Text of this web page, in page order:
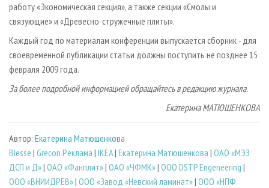
работу «Экономическая секция», а также секции «Смолы и
связующие» и «Древесно-стружечные плиты».
Каждый год по материалам конференции выпускается сборник - для
своевременной публикации статьи должны поступить не позднее 15
февраля 2009 года.
За более подробной информацией обращайтесь в редакцию журнала.
Екатерина МАТЮШЕНКОВА
Автор: Екатерина Матюшенкова
Biesse | Grecon Реклама | IKEA| Екатерина Матюшенкова | ОАО «МЭЗ
ДСП и Д»| ОАО «Фанплит»| ОАО «ЧФМК»| ООО DSTP Engeneering |
ООО «ВНИИДРЕВ»| ООО «Завод «Невский ламинат»| ООО «НПФ